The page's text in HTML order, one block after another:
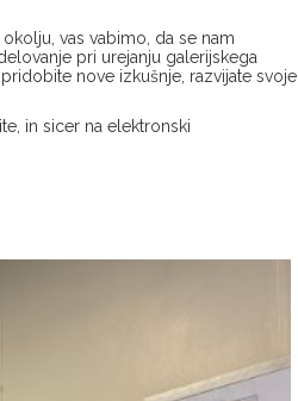
vas vabimo, da se nam
pri urejanju galerijskega
nove izkušnje, razvijate svoje
in sicer na elektronski